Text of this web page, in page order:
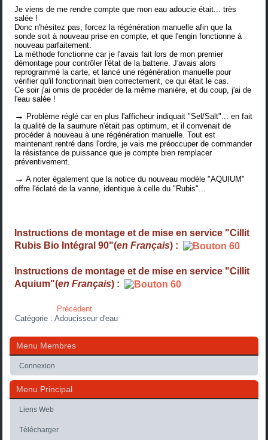
Je viens de me rendre compte que mon eau adoucie était... très
salée !
Donc n'hésitez pas, forcez la régénération manuelle afin que la
sonde soit à nouveau prise en compte, et que l'engin fonctionne à
nouveau parfaitement.
La méthode fonctionne car je l'avais fait lors de mon premier
démontage pour contrôler l'état de la batterie. J'avais alors
reprogrammé la carte, et lancé une régénération manuelle pour
vérifier qu'il fonctionnait bien correctement, ce qui était le cas.
Ce soir j'ai omis de procéder de la même manière, et du coup, j'ai de
l'eau salée !
→ Problème réglé car en plus l'afficheur indiquait "Sel/Salt"... en fait
la qualité de la saumure n'était pas optimum, et il convenait de
procéder à nouveau à une régénération manuelle. Tout est
maintenant rentré dans l'ordre, je vais me préoccuper de commander
la résistance de puissance que je compte bien remplacer
préventivement.
→ A noter également que la notice du nouveau modèle "AQUIUM"
offre l'éclaté de la vanne, identique à celle du "Rubis"...
Instructions de montage et de mise en service "Cillit
Rubis Bio Intégral 90"(en Français) :
Instructions de montage et de mise en service "Cillit
Aquium"(en Français) :
Précédent
Catégorie :Adoucisseur d'eau
Menu Membres
Connexion
Menu Principal
Liens Web
Télécharger